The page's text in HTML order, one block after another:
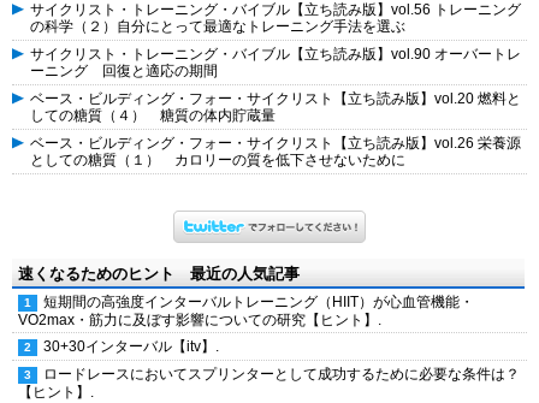
サイクリスト・トレーニング・バイブル【立ち読み版】vol.56 トレーニング
の科学（２）自分にとって最適なトレーニング手法を選ぶ
サイクリスト・トレーニング・バイブル【立ち読み版】vol.90 オーバートレ
ーニング 回復と適応の期間
ベース・ビルディング・フォー・サイクリスト【立ち読み版】vol.20 燃料と
しての糖質（４） 糖質の体内貯蔵量
ベース・ビルディング・フォー・サイクリスト【立ち読み版】vol.26 栄養源
としての糖質（１） カロリーの質を低下させないために
速くなるためのヒント 最近の人気記事
短期間の高強度インターバルトレーニング（HIIT）が心血管機能・
VO2max・筋力に及ぼす影響についての研究【ヒント】.
30+30インターバル【itv】.
ロードレースにおいてスプリンターとして成功するために必要な条件は？
【ヒント】.